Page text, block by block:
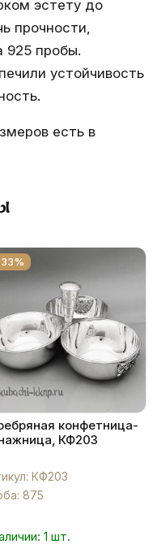
эстету до
прочности,
925 пробы.
устойчивость
есть в
конфетница-
КФ203
КФ203
875
1 шт.